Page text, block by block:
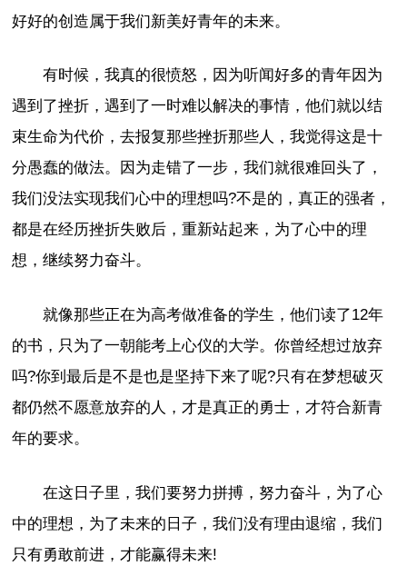
好好的创造属于我们新美好青年的未来。
有时候，我真的很愤怒，因为听闻好多的青年因为
遇到了挫折，遇到了一时难以解决的事情，他们就以结
束生命为代价，去报复那些挫折那些人，我觉得这是十
分愚蠢的做法。因为走错了一步，我们就很难回头了，
我们没法实现我们心中的理想吗?不是的，真正的强者，
都是在经历挫折失败后，重新站起来，为了心中的理
想，继续努力奋斗。
就像那些正在为高考做准备的学生，他们读了12年
的书，只为了一朝能考上心仪的大学。你曾经想过放弃
吗?你到最后是不是也是坚持下来了呢?只有在梦想破灭
都仍然不愿意放弃的人，才是真正的勇士，才符合新青
年的要求。
在这日子里，我们要努力拼搏，努力奋斗，为了心
中的理想，为了未来的日子，我们没有理由退缩，我们
只有勇敢前进，才能赢得未来!